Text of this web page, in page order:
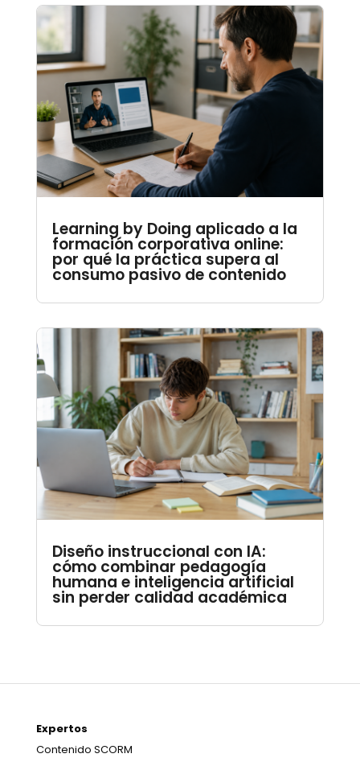
Learning by Doing aplicado a la
formación corporativa online:
por qué la práctica supera al
consumo pasivo de contenido
Diseño instruccional con IA:
cómo combinar pedagogía
humana e inteligencia artificial
sin perder calidad académica
Expertos
Contenido SCORM